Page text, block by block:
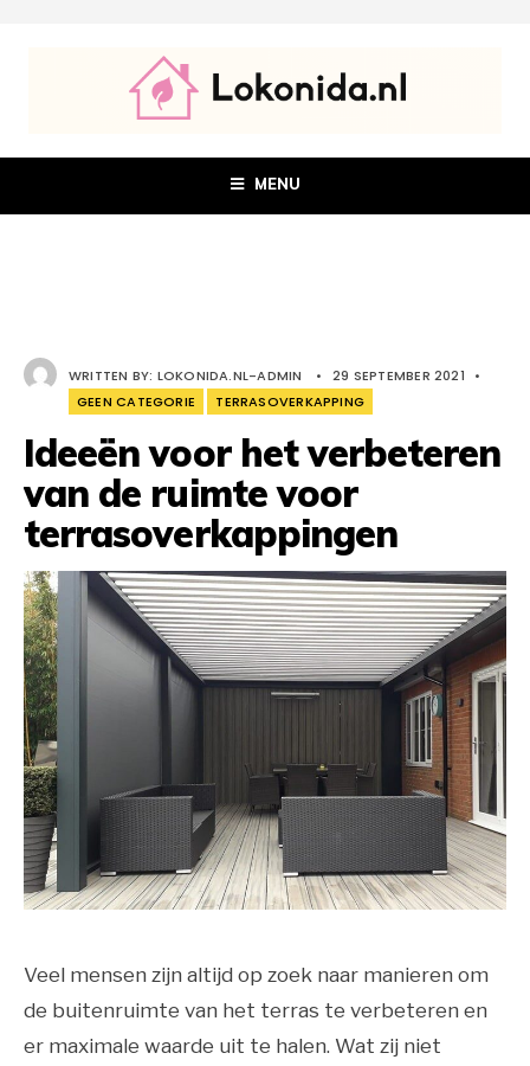
MENU
WRITTEN BY: LOKONIDA.NL-ADMIN • 29 SEPTEMBER 2021
•
GEEN CATEGORIE
TERRASOVERKAPPING
Ideeën voor het verbeteren
van de ruimte voor
terrasoverkappingen
Veel mensen zijn altijd op zoek naar manieren om
de buitenruimte van het terras te verbeteren en
er maximale waarde uit te halen. Wat zij niet